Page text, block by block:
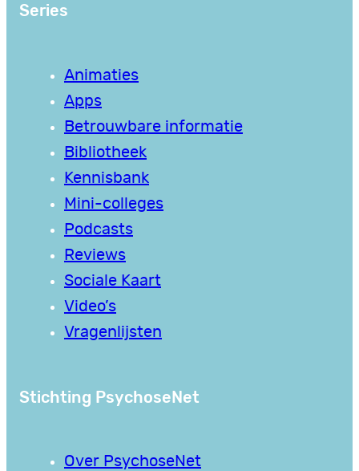
Series
Animaties
Apps
Betrouwbare informatie
Bibliotheek
Kennisbank
Mini-colleges
Podcasts
Reviews
Sociale Kaart
Video’s
Vragenlijsten
Stichting PsychoseNet
Over PsychoseNet